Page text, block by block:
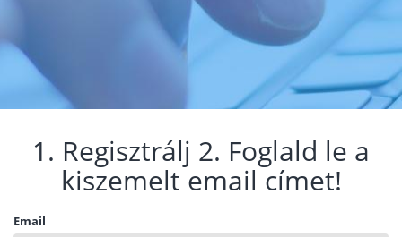
1. Regisztrálj 2. Foglald le a
kiszemelt email címet!
Email